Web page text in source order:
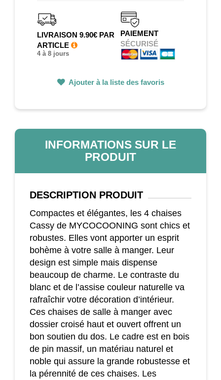
LIVRAISON 9.90€ PAR
ARTICLE
4 à 8 jours
PAIEMENT
SÉCURISÉ
Ajouter à la liste des favoris
INFORMATIONS SUR LE
PRODUIT
DESCRIPTION PRODUIT
Compactes et élégantes, les 4 chaises
Cassy de MYCOCOONING sont chics et
robustes. Elles vont apporter un esprit
bohème à votre salle à manger. Leur
design est simple mais dispense
beaucoup de charme. Le contraste du
blanc et de l’assise couleur naturelle va
rafraîchir votre décoration d’intérieur.
Ces chaises de salle à manger avec
dossier croisé haut et ouvert offrent un
bon soutien du dos. Le cadre est en bois
de pin massif, un matériau naturel et
noble qui assure la grande robustesse et
la pérennité de ces chaises. Les